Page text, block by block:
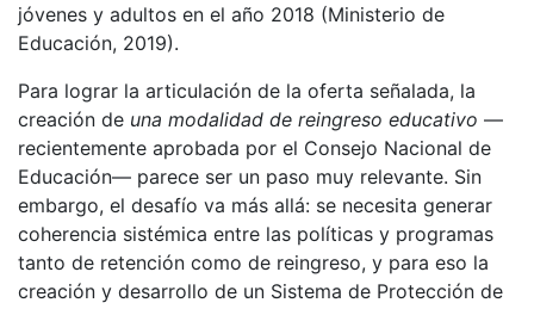
jóvenes y adultos en el año 2018 (Ministerio de
Educación, 2019).
Para lograr la articulación de la oferta señalada, la
creación de una modalidad de reingreso educativo —
recientemente aprobada por el Consejo Nacional de
Educación— parece ser un paso muy relevante. Sin
embargo, el desafío va más allá: se necesita generar
coherencia sistémica entre las políticas y programas
tanto de retención como de reingreso, y para eso la
creación y desarrollo de un Sistema de Protección de